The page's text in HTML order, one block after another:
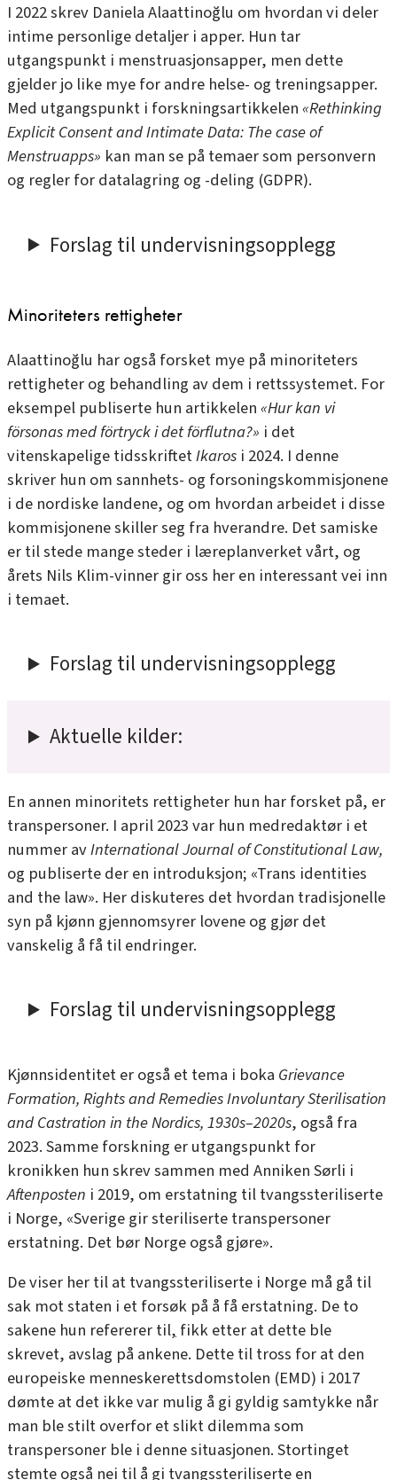
I 2022 skrev Daniela Alaattinoğlu om hvordan vi deler
intime personlige detaljer i apper. Hun tar
utgangspunkt i menstruasjonsapper, men dette
gjelder jo like mye for andre helse- og treningsapper.
Med utgangspunkt i forskningsartikkelen«Rethinking
Explicit Consent and Intimate Data: The case of
Menstruapps» kan man se på temaer som personvern
og regler for datalagring og -deling (GDPR).
Forslag til undervisningsopplegg
Minoriteters rettigheter
Alaattinoğlu har også forsket mye på minoriteters
rettigheter og behandling av dem i rettssystemet. For
eksempel publiserte hun artikkelen«Hur kan vi
försonas med förtryck i det förflutna?» i det
vitenskapelige tidsskriftetIkaros i 2024. I denne
skriver hun om sannhets- og forsoningskommisjonene
i de nordiske landene, og om hvordan arbeidet i disse
kommisjonene skiller seg fra hverandre. Det samiske
er til stede mange steder i læreplanverket vårt, og
årets Nils Klim-vinner gir oss her en interessant vei inn
i temaet.
Forslag til undervisningsopplegg
Aktuelle kilder:
En annen minoritets rettigheter hun har forsket på, er
transpersoner. I april 2023 var hun medredaktør i et
nummer avInternational Journal of Constitutional Law,
og publiserte der en introduksjon; «Trans identities
and the law». Her diskuteres det hvordan tradisjonelle
syn på kjønn gjennomsyrer lovene og gjør det
vanskelig å få til endringer.
Forslag til undervisningsopplegg
Kjønnsidentitet er også et tema i boka Grievance
Formation, Rights and Remedies Involuntary Sterilisation
and Castration in the Nordics, 1930s–2020s, også fra
2023. Samme forskning er utgangspunkt for
kronikken hun skrev sammen med Anniken Sørli i
Aftenposten i 2019, om erstatning til tvangssteriliserte
i Norge, «Sverige gir steriliserte transpersoner
erstatning. Det bør Norge også gjøre».
De viser her til at tvangssteriliserte i Norge må gå til
sak mot staten i et forsøk på å få erstatning. De to
sakene hun refererer til, fikk etter at dette ble
skrevet, avslag på ankene. Dette til tross for at den
europeiske menneskerettsdomstolen (EMD) i 2017
dømte at det ikke var mulig å gi gyldig samtykke når
man ble stilt overfor et slikt dilemma som
transpersoner ble i denne situasjonen. Stortinget
stemte også nei til å gi tvangssteriliserte en